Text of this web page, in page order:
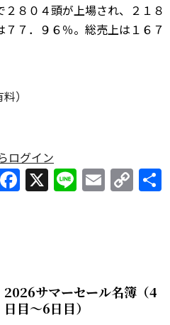
８０４頭が上場され、２１８
７．９６％。総売上は１６７
）
ログイン
Facebook
X LineEmail
2026サマーセール名簿（4
日目～6日目）